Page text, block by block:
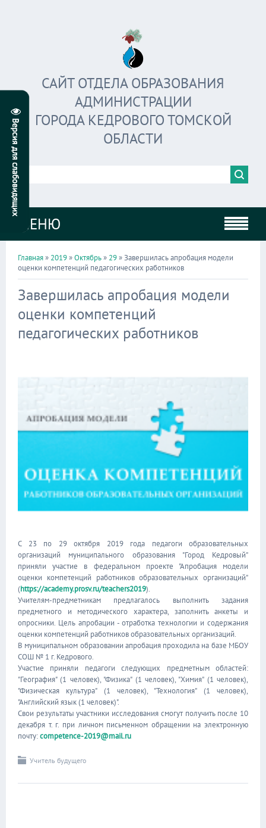
САЙТ ОТДЕЛА ОБРАЗОВАНИЯ
АДМИНИСТРАЦИИ
ГОРОДА КЕДРОВОГО ТОМСКОЙ
ОБЛАСТИ
МЕНЮ
Главная» 2019»Октябрь» 29» Завершилась апробация модели
оценки компетенций педагогических работников
Завершилась апробация модели
оценки компетенций
педагогических работников
С 23 по 29 октября 2019 года педагоги образовательных
организаций муниципального образования "Город Кедровый"
приняли участие в федеральном проекте "Апробация модели
оценки компетенций работников образовательных организаций"
(https://academy.prosv.ru/teachers2019).
Учителям-предметникам предлагалось выполнить задания
предметного и методического характера, заполнить анкеты и
опросники. Цель апробации - отработка технологии и содержания
оценки компетенций работников образовательных организаций.
В муниципальном образовании апробация проходила на базе МБОУ
СОШ № 1 г. Кедрового.
Участие приняли педагоги следующих предметным областей:
"География" (1 человек), "Физика" (1 человек), "Химия" (1 человек),
"Физическая культура" (1 человек), "Технология" (1 человек),
"Английский язык (1 человек)".
Свои результаты участники исследования смогут получить после 10
декабря т. г. при личном письменном обращении на электронную
почту:competence-2019@mail.ru
Учитель будущего